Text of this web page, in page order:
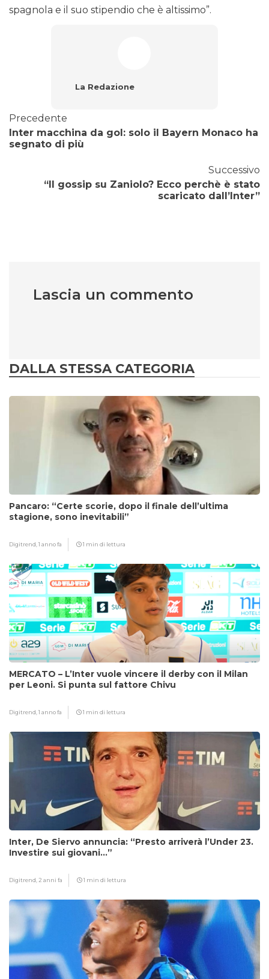
spagnola e il suo stipendio che è altissimo”.
La Redazione
Precedente
Inter macchina da gol: solo il Bayern Monaco ha
segnato di più
Successivo
“Il gossip su Zaniolo? Ecco perchè è stato
scaricato dall’Inter”
Lascia un commento
DALLA STESSA CATEGORIA
Pancaro: “Certe scorie, dopo il finale dell’ultima
stagione, sono inevitabili”
Digitrend,1 anno fa 1 min di lettura
MERCATO – L’Inter vuole vincere il derby con il Milan
per Leoni. Si punta sul fattore Chivu
Digitrend,1 anno fa 1 min di lettura
Inter, De Siervo annuncia: “Presto arriverà l’Under 23.
Investire sui giovani…”
Digitrend, 2 anni fa 1 min di lettura